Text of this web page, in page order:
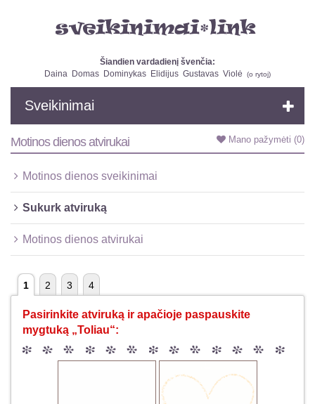
Šiandien vardadienį švenčia:
Daina Domas Dominykas Elidijus Gustavas Violė (o rytoj)
Sveikinimai
Mano pažymėti (0)
Motinos dienos atvirukai
Motinos dienos sveikinimai
Sukurk atviruką
Motinos dienos atvirukai
1 2 3 4
Pasirinkite atviruką ir apačioje paspauskite
mygtuką „Toliau“: